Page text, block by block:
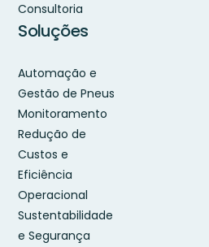
Consultoria
Soluções
Automação e
Gestão de Pneus
Monitoramento
Redução de
Custos e
Eficiência
Operacional
Sustentabilidade
e Segurança